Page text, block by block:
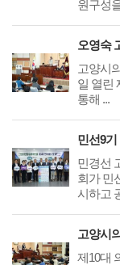
원구성
고양시
일 열린
통해 ...
민경선
회가 민
시하고
제10대